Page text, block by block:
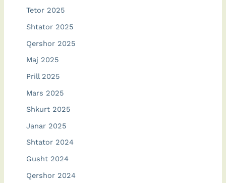
Tetor 2025
Shtator 2025
Qershor 2025
Maj 2025
Prill 2025
Mars 2025
Shkurt 2025
Janar 2025
Shtator 2024
Gusht 2024
Qershor 2024